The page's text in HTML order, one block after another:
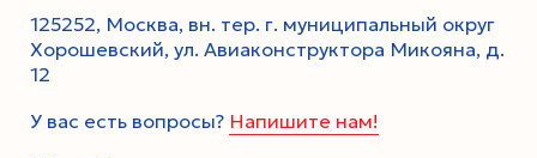
125252, Москва, вн. тер. г. муниципальный округ
Хорошевский, ул. Авиаконструктора Микояна, д.
12
У вас есть вопросы? Напишите нам!